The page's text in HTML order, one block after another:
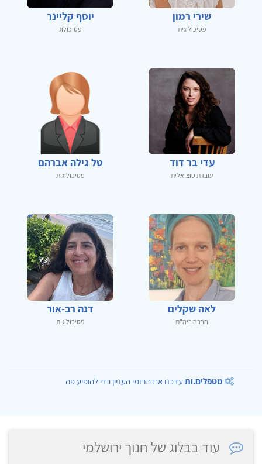
שירי רמון
פסיכולוגית
יוסף קליינר
פסיכולוג
עדי בר דוד
עובדת סוציאלית
טל גילה אברהם
פסיכולוגית
לאה שקלים
חברה ביה"ת
דנה רב-אור
פסיכולוגית
מטפלים.ותעדכנו את תחומי העניין כדי להופיע פה
עוד בבלוג של חנוך ירושלמי